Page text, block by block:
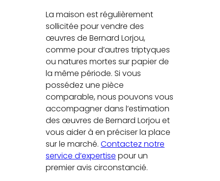
La maison est régulièrement
sollicitée pour vendre des
œuvres de Bernard Lorjou,
comme pour d’autres triptyques
ou natures mortes sur papier de
la même période. Si vous
possédez une pièce
comparable, nous pouvons vous
accompagner dans l’estimation
des œuvres de Bernard Lorjou et
vous aider à en préciser la place
sur le marché.Contactez notre
service d’expertise pour un
premier avis circonstancié.